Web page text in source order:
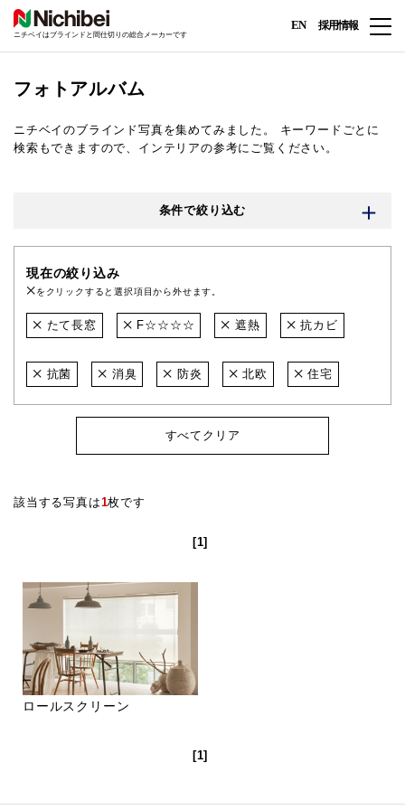
ニチベイはブラインドと間仕切りの総合メーカーです
EN 採用情報
フォトアルバム
ニチベイのブラインド写真を集めてみました。
キーワードごとに
検索もできますので、インテリアの参考にご覧ください。
条件で絞り込む
現在の絞り込み
をクリックすると選択項目から外せます。
たて長窓 F☆☆☆☆ 遮熱 抗カビ
抗菌 消臭 防炎 北欧 住宅
すべてクリア
該当する写真は1枚です
[1]
ロールスクリーン
[1]